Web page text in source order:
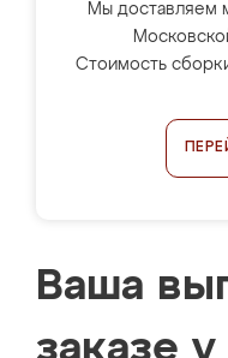
Мы доставляем
Стоимость
Ваша